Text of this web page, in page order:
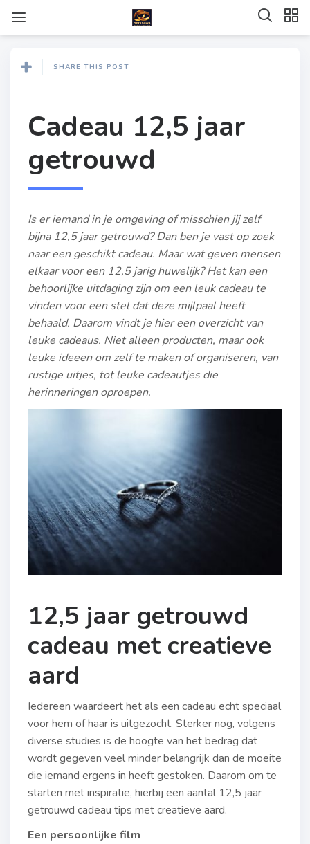
SHARE THIS POST
Cadeau 12,5 jaar
getrouwd
Is er iemand in je omgeving of misschien jij zelf
bijna 12,5 jaar getrouwd? Dan ben je vast op zoek
naar een geschikt cadeau. Maar wat geven mensen
elkaar voor een 12,5 jarig huwelijk? Het kan een
behoorlijke uitdaging zijn om een leuk cadeau te
vinden voor een stel dat deze mijlpaal heeft
behaald. Daarom vindt je hier een overzicht van
leuke cadeaus. Niet alleen producten, maar ook
leuke ideeen om zelf te maken of organiseren, van
rustige uitjes, tot leuke cadeautjes die
herinneringen oproepen.
12,5 jaar getrouwd
cadeau met creatieve
aard
Iedereen waardeert het als een cadeau echt speciaal
voor hem of haar is uitgezocht. Sterker nog, volgens
diverse studies is de hoogte van het bedrag dat
wordt gegeven veel minder belangrijk dan de moeite
die iemand ergens in heeft gestoken. Daarom om te
starten met inspiratie, hierbij een aantal 12,5 jaar
getrouwd cadeau tips met creatieve aard.
Een persoonlijke film